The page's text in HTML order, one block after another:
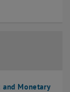
Monetary
Juli 2026